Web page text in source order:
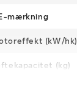
mærkning
(kW/hk)
(kg)